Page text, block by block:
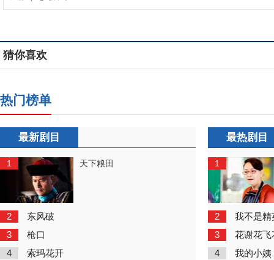
猜你喜欢
热门榜单
最新剧目
1 天下粮田
2 东风破
3 枪口
4 索玛花开
最热剧目
1
2 我不是精
3 花谢花飞
4 我的小姨